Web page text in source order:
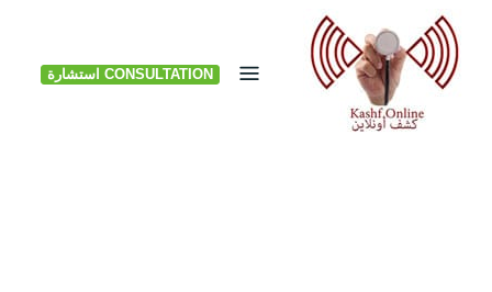
Skip
content
CONSULTATION استشارة